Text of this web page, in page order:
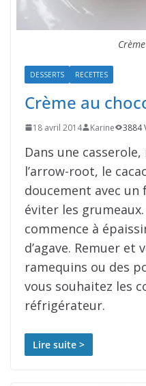
DESSERTS RECETTES
Crème au
18 avril 2014 Karine 3884
Dans une
l’arrow-root, le
doucement avec
éviter les
commence à
d’agave. Remuer et
ramequins ou des
vous souhaitez les
réfrigérateur.
Lire suite >